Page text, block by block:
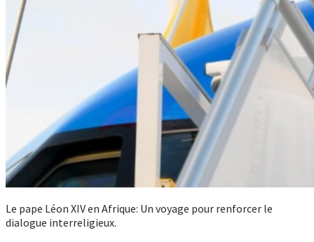
Le pape Léon XIV en Afrique: Un voyage pour renforcer le
dialogue interreligieux.